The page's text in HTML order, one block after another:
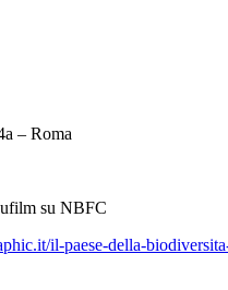
– Roma
su NBFC
il-paese-della-